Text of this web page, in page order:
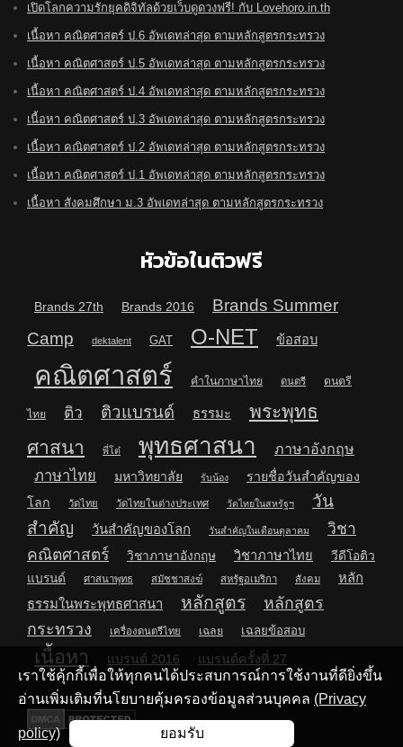
เปิดโลกความรักยุคดิจิทัลด้วยเว็บดูดวงฟรี! กับ Lovehoro.in.th
เนื้อหา คณิตศาสตร์ ป.6 อัพเดทล่าสุด ตามหลักสูตรกระทรวง
เนื้อหา คณิตศาสตร์ ป.5 อัพเดทล่าสุด ตามหลักสูตรกระทรวง
เนื้อหา คณิตศาสตร์ ป.4 อัพเดทล่าสุด ตามหลักสูตรกระทรวง
เนื้อหา คณิตศาสตร์ ป.3 อัพเดทล่าสุด ตามหลักสูตรกระทรวง
เนื้อหา คณิตศาสตร์ ป.2 อัพเดทล่าสุด ตามหลักสูตรกระทรวง
เนื้อหา คณิตศาสตร์ ป.1 อัพเดทล่าสุด ตามหลักสูตรกระทรวง
เนื้อหา สังคมศึกษา ม.3 อัพเดทล่าสุด ตามหลักสูตรกระทรวง
หัวข้อในติวฟรี
Brands 27th Brands 2016
Brands Summer
Camp
dektalent GAT O-NET ข้อสอบ
คณิตศาสตร์ คำในภาษาไทย ดนตรี ดนตรี
ไทย ติว ติวแบรนด์ ธรรมะ
พระพุทธ
ศาสนา
พี่โต๋ พุทธศาสนา ภาษาอังกฤษ
ภาษาไทย มหาวิทยาลัย รับน้อง
รายชื่อวันสำคัญของ
โลก
วัดไทย วัดไทยในต่างประเทศ วัดไทยในสหรัฐฯ
วัน
สำคัญ
วันสำคัญของโลก วันสำคัญในเดือนตุลาคม
วิชา
คณิตศาสตร์
วิชาภาษาอังกฤษ วิชาภาษาไทย
วีดีโอติว
แบรนด์
ศาสนาพุทธ สมัชชาสงฆ์ สหรัฐอเมริกา สังคม
หลัก
ธรรมในพระพุทธศาสนา
หลักสูตร
หลักสูตร
กระทรวง
เครื่องดนตรีไทย เฉลย เฉลยข้อสอบ
เนื้อหา แบรนด์ 2016 แบรนด์ครั้งที่ 27
เราใช้คุ้กกี้เพื่อให้ทุกคนได้ประสบการณ์การใช้งานที่ดียิ่งขึ้น
อ่านเพิ่มเติมที่นโยบายคุ้มครองข้อมูลส่วนบุคคล (Privacy
policy) ยอมรับ